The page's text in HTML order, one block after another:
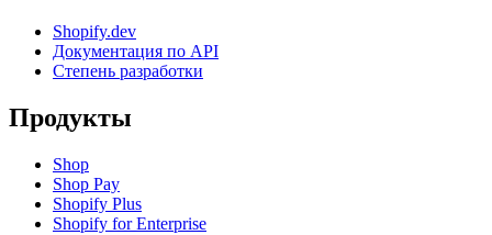
Shopify.dev
Документация по API
Степень разработки
Продукты
Shop
Shop Pay
Shopify Plus
Shopify for Enterprise